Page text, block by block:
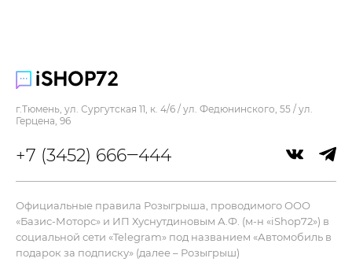
Процессор :
A19 Pro
Цвет :
серебристый
Ширина :
Дисплей
Яркость :
3000 нит
+7 (3452) 666‒444
г.Тюмень, ул. Сургутская 11, к. 4/6 / ул. Федюнинского, 55 / ул.
Герцена, 96
Официальные правила Розыгрыша, проводимого ООО
«Базис-Моторс» и ИП Хуснутдиновым А.Ф. (м-н «iShop72») в
социальной сети «Telegram» под названием «Автомобиль в
подарок за подписку» (далее – Розыгрыш)